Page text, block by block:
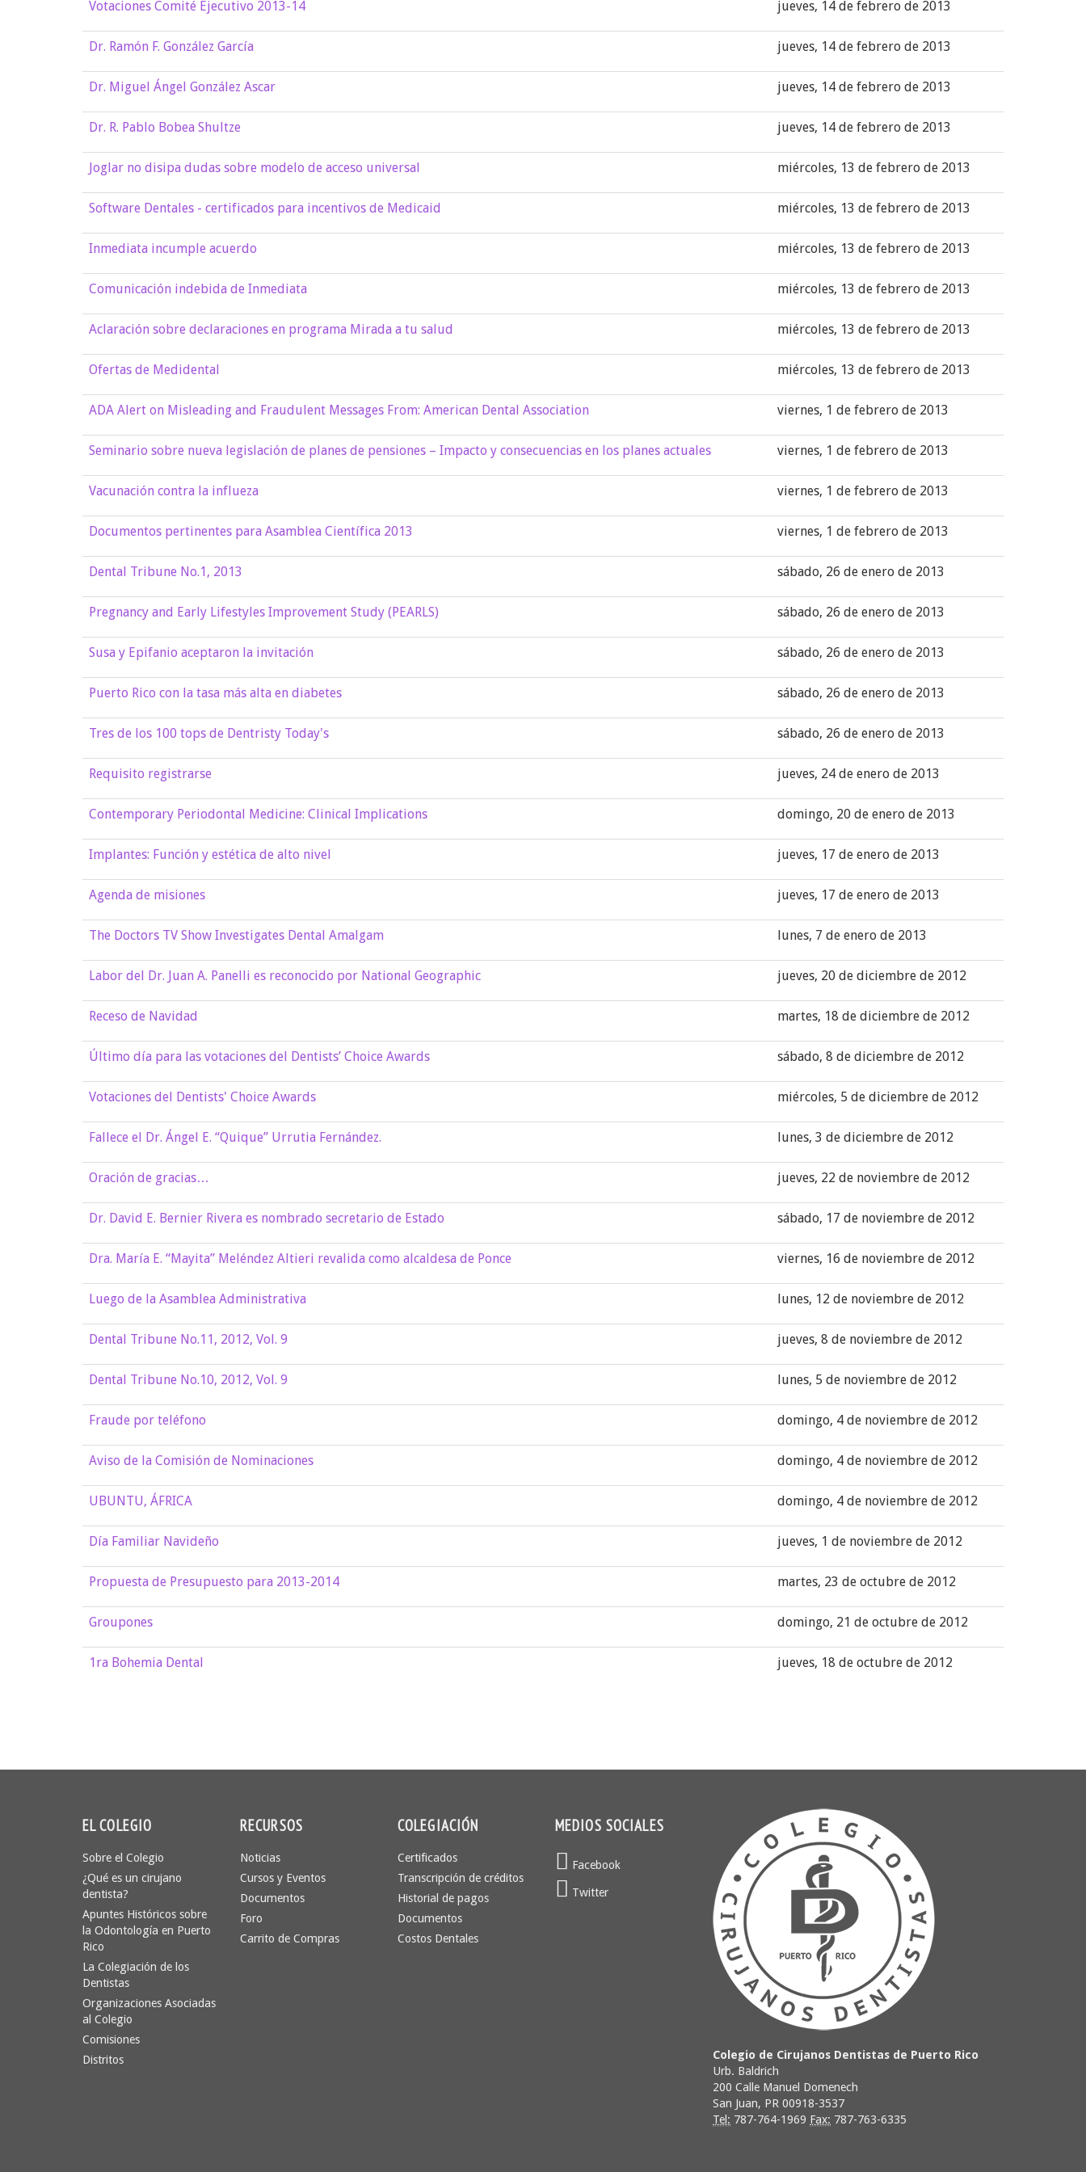
Votaciones Comité Ejecutivo 2013-14 jueves, 14 de febrero de 2013
Dr. Ramón F. González García jueves, 14 de febrero de 2013
Dr. Miguel Ángel González Ascar jueves, 14 de febrero de 2013
Dr. R. Pablo Bobea Shultze jueves, 14 de febrero de 2013
Joglar no disipa dudas sobre modelo de acceso universal miércoles, 13 de febrero de 2013
Software Dentales - certificados para incentivos de Medicaid miércoles, 13 de febrero de 2013
Inmediata incumple acuerdo miércoles, 13 de febrero de 2013
Comunicación indebida de Inmediata miércoles, 13 de febrero de 2013
Aclaración sobre declaraciones en programa Mirada a tu salud miércoles, 13 de febrero de 2013
Ofertas de Medidental miércoles, 13 de febrero de 2013
ADA Alert on Misleading and Fraudulent Messages From: American Dental Association viernes, 1 de febrero de 2013
Seminario sobre nueva legislación de planes de pensiones – Impacto y consecuencias en los planes actuales viernes, 1 de febrero de 2013
Vacunación contra la influeza viernes, 1 de febrero de 2013
Documentos pertinentes para Asamblea Científica 2013 viernes, 1 de febrero de 2013
Dental Tribune No.1, 2013 sábado, 26 de enero de 2013
Pregnancy and Early Lifestyles Improvement Study (PEARLS) sábado, 26 de enero de 2013
Susa y Epifanio aceptaron la invitación sábado, 26 de enero de 2013
Puerto Rico con la tasa más alta en diabetes sábado, 26 de enero de 2013
Tres de los 100 tops de Dentristy Today's sábado, 26 de enero de 2013
Requisito registrarse jueves, 24 de enero de 2013
Contemporary Periodontal Medicine: Clinical Implications domingo, 20 de enero de 2013
Implantes: Función y estética de alto nivel jueves, 17 de enero de 2013
Agenda de misiones jueves, 17 de enero de 2013
The Doctors TV Show Investigates Dental Amalgam lunes, 7 de enero de 2013
Labor del Dr. Juan A. Panelli es reconocido por National Geographic jueves, 20 de diciembre de 2012
Receso de Navidad martes, 18 de diciembre de 2012
Último día para las votaciones del Dentists’ Choice Awards sábado, 8 de diciembre de 2012
Votaciones del Dentists' Choice Awards miércoles, 5 de diciembre de 2012
Fallece el Dr. Ángel E. “Quique” Urrutia Fernández. lunes, 3 de diciembre de 2012
Oración de gracias… jueves, 22 de noviembre de 2012
Dr. David E. Bernier Rivera es nombrado secretario de Estado sábado, 17 de noviembre de 2012
Dra. María E. “Mayita” Meléndez Altieri revalida como alcaldesa de Ponce viernes, 16 de noviembre de 2012
Luego de la Asamblea Administrativa lunes, 12 de noviembre de 2012
Dental Tribune No.11, 2012, Vol. 9 jueves, 8 de noviembre de 2012
Dental Tribune No.10, 2012, Vol. 9 lunes, 5 de noviembre de 2012
Fraude por teléfono domingo, 4 de noviembre de 2012
Aviso de la Comisión de Nominaciones domingo, 4 de noviembre de 2012
UBUNTU, ÁFRICA domingo, 4 de noviembre de 2012
Día Familiar Navideño jueves, 1 de noviembre de 2012
Propuesta de Presupuesto para 2013-2014 martes, 23 de octubre de 2012
Groupones domingo, 21 de octubre de 2012
1ra Bohemia Dental jueves, 18 de octubre de 2012
EL COLEGIO
Sobre el Colegio
¿Qué es un cirujano
dentista?
Apuntes Históricos sobre
la Odontología en Puerto
Rico
La Colegiación de los
Dentistas
Organizaciones Asociadas
al Colegio
Comisiones
Distritos
RECURSOS
Noticias
Cursos y Eventos
Documentos
Foro
Carrito de Compras
COLEGIACIÓN
Certificados
Transcripción de créditos
Historial de pagos
Documentos
Costos Dentales
MEDIOS SOCIALES
Facebook
Twitter
Colegio de Cirujanos Dentistas de Puerto Rico
Urb. Baldrich
200 Calle Manuel Domenech
San Juan, PR 00918-3537
Tel: 787-764-1969 Fax: 787-763-6335